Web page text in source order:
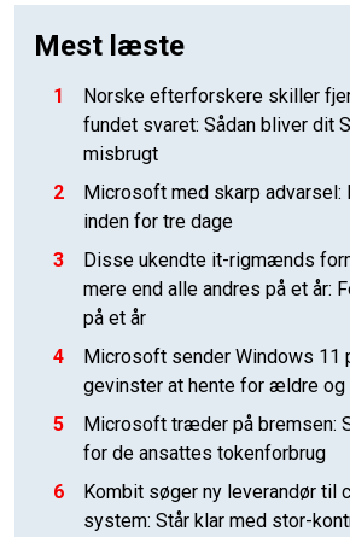
Mest læste
1
Norske efterforskere skiller
fundet svaret: Sådan bliver dit
misbrugt
2
Microsoft med skarp advarsel:
inden for tre dage
3
Disse ukendte it-rigmænds
mere end alle andres på et år:
på et år
4
Microsoft sender Windows 11
gevinster at hente for ældre
5
Microsoft træder på bremsen:
for de ansattes tokenforbrug
6
Kombit søger ny leverandør til
system: Står klar med stor-